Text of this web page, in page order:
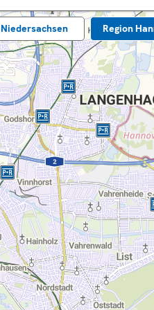
Nieder­sachsen Region